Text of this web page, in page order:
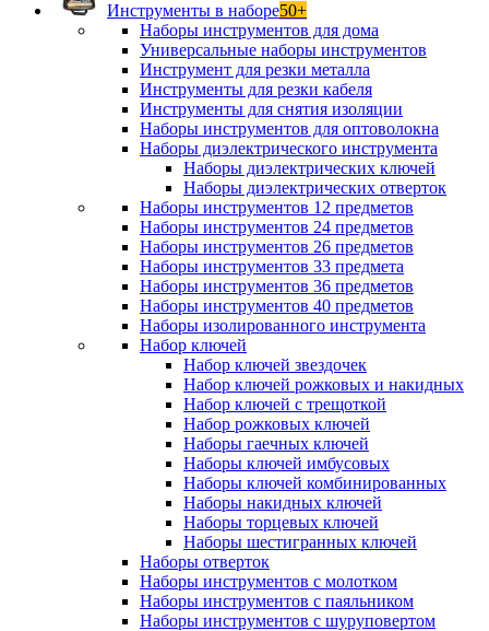
Инструменты в наборе50+
Наборы инструментов для дома
Универсальные наборы инструментов
Инструмент для резки металла
Инструменты для резки кабеля
Инструменты для снятия изоляции
Наборы инструментов для оптоволокна
Наборы диэлектрического инструмента
Наборы диэлектрических ключей
Наборы диэлектрических отверток
Наборы инструментов 12 предметов
Наборы инструментов 24 предметов
Наборы инструментов 26 предметов
Наборы инструментов 33 предмета
Наборы инструментов 36 предметов
Наборы инструментов 40 предметов
Наборы изолированного инструмента
Набор ключей
Набор ключей звездочек
Набор ключей рожковых и накидных
Набор ключей с трещоткой
Набор рожковых ключей
Наборы гаечных ключей
Наборы ключей имбусовых
Наборы ключей комбинированных
Наборы накидных ключей
Наборы торцевых ключей
Наборы шестигранных ключей
Наборы отверток
Наборы инструментов с молотком
Наборы инструментов с паяльником
Наборы инструментов с шуруповертом